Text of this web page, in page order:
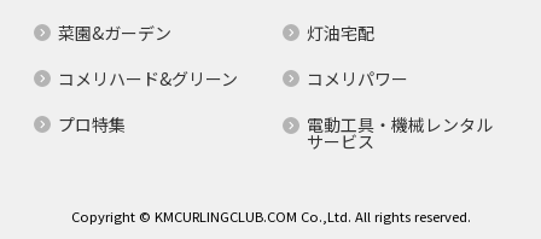
菜園&ガーデン
灯油宅配
コメリハード&グリーン
コメリパワー
プロ特集
電動工具・機械レンタル
サービス
Copyright © KMCURLINGCLUB.COM Co.,Ltd. All rights reserved.